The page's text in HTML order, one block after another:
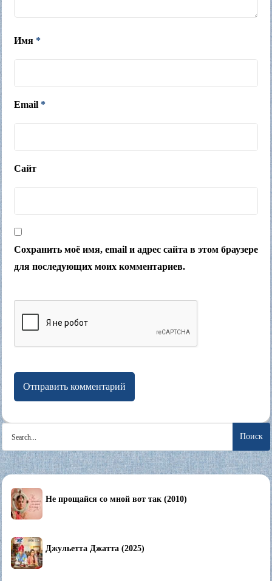
Имя *
Email *
Сайт
Сохранить моё имя, email и адрес сайта в этом браузере
для последующих моих комментариев.
for:
Не прощайся со мной вот так (2010)
Джульетта Джатта (2025)